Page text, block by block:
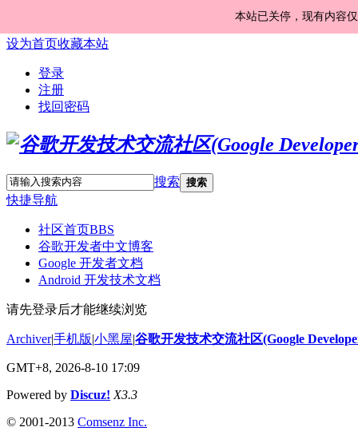
本站已关停，现有内容
设为首页收藏本站
登录
注册
找回密码
搜索 搜索
快捷导航
社区首页BBS
谷歌开发者中文博客
Google 开发者文档
Android 开发技术文档
请先登录后才能继续浏览
Archiver|手机版|小黑屋|谷歌开发技术交流社区(Google
GMT+8, 2026-8-10 17:09
Powered by Discuz! X3.3
© 2001-2013 Comsenz Inc.